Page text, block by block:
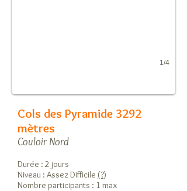
1/4
Cols des Pyramide 3292
mètres
Couloir Nord
Durée : 2 jours
Niveau : Assez Difficile (?)
Nombre participants : 1 max